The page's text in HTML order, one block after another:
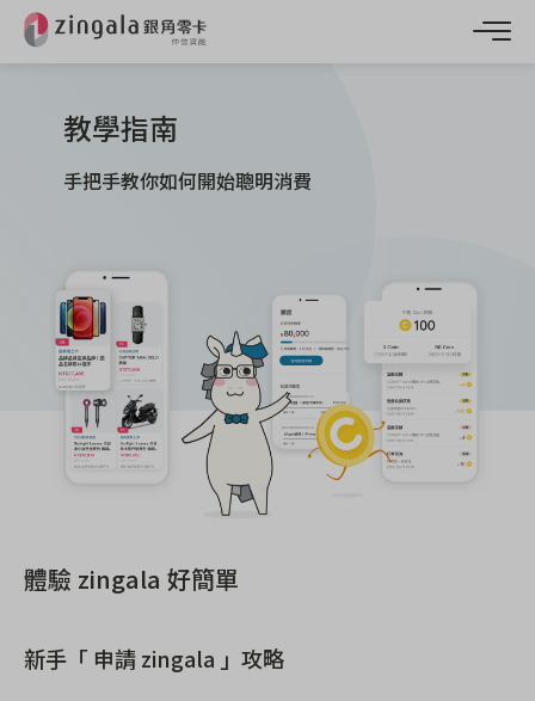
教學指南
手把手教你如何開始聰明消費
體驗 zingala 好簡單
新手「 申請 zingala 」攻略